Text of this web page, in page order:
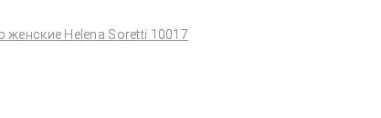
женские Helena Soretti 10017